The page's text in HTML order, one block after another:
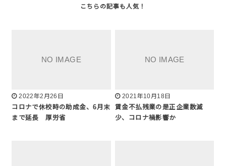
2022年2月26日
コロナで休校時の助成金、6月末
まで延長 厚労省
2021年10月18日
賃金不払残業の是正企業数減
少、コロナ禍影響か